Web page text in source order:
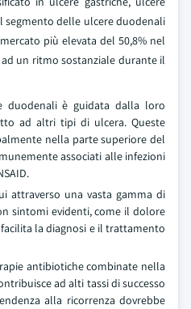
segmento delle ulcere duodenali
più elevata del 50,8% nel
un ritmo sostanziale durante il
duodenali è guidata dalla loro
ad altri tipi di ulcera. Queste
nella parte superiore del
associati alle infezioni
attraverso una vasta gamma di
sintomi evidenti, come il dolore
la diagnosi e il trattamento
antibiotiche combinate nella
ad alti tassi di successo
alla ricorrenza dovrebbe